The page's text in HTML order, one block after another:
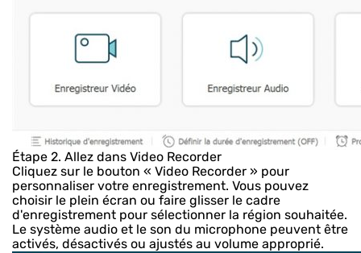
Étape 2. Allez dans Video Recorder
Cliquez sur le bouton « Video Recorder » pour
personnaliser votre enregistrement. Vous pouvez
choisir le plein écran ou faire glisser le cadre
d'enregistrement pour sélectionner la région souhaitée.
Le système audio et le son du microphone peuvent être
activés, désactivés ou ajustés au volume approprié.